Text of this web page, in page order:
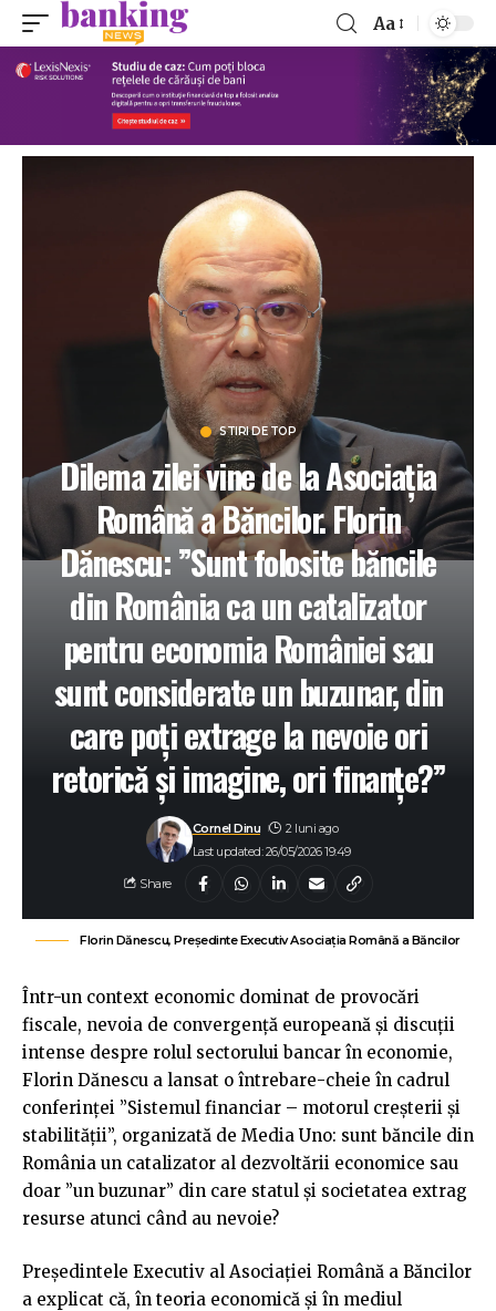
Aa
STIRI DE TOP
Dilema zilei vine de la Asociația
Română a Băncilor. Florin
Dănescu: ”Sunt folosite băncile
din România ca un catalizator
pentru economia României sau
sunt considerate un buzunar, din
care poți extrage la nevoie ori
retorică și imagine, ori finanțe?”
Last updated: 26/05/2026 19:49
Cornel Dinu 2 luni ago
Share
Florin Dănescu, Președinte Executiv Asociația Română a Băncilor
Într-un context economic dominat de provocări
fiscale, nevoia de convergență europeană și discuții
intense despre rolul sectorului bancar în economie,
Florin Dănescu a lansat o întrebare-cheie în cadrul
conferinței ”Sistemul financiar – motorul creșterii și
stabilității”, organizată de Media Uno: sunt băncile din
România un catalizator al dezvoltării economice sau
doar ”un buzunar” din care statul și societatea extrag
resurse atunci când au nevoie?
Președintele Executiv al Asociației Română a Băncilor
a explicat că, în teoria economică și în mediul